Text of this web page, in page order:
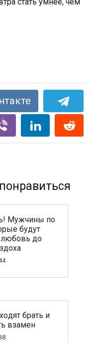
стать умнее, чем
Мужчины по
будут
любовь до
бpaть и
взaмeн